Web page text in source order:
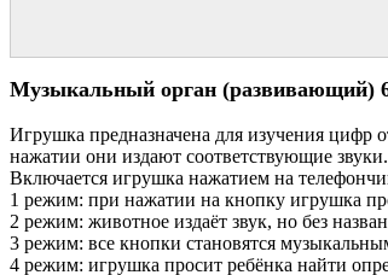
Музыкальный орган (развивающий)
Игрушка предназначена для изучения
нажатии они издают соответствующие звуки.
Включается игрушка нажатием на
1 режим: при нажатии на кнопку игрушка
2 режим: животное издаёт звук, но без
3 режим: все кнопки становятся
4 режим: игрушка просит ребёнка найти